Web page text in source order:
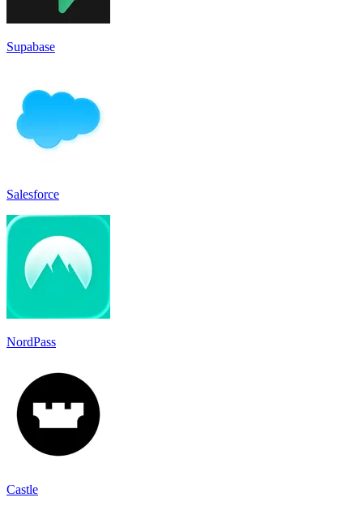
Supabase
Salesforce
NordPass
Castle